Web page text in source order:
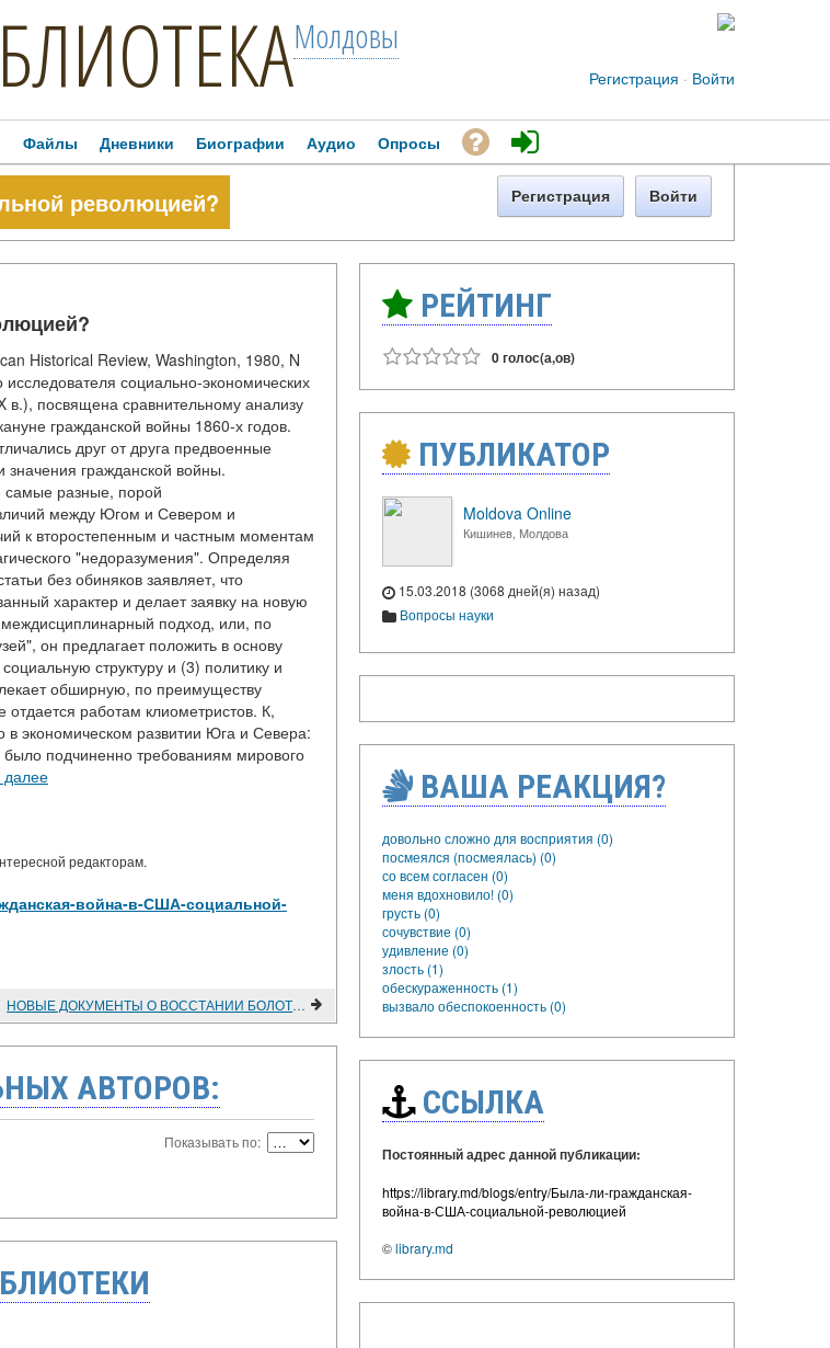
Молдовы
Регистрация · Войти
Файлы Дневники Биографии Аудио Опросы
революцией? Регистрация Войти
Historical Review, Washington, 1980, N
социально-экономических
посвящена сравнительному анализу
гражданской войны 1860-х годов.
друг от друга предвоенные
гражданской войны.
самые разные, порой
между Югом и Севером и
к второстепенным и частным моментам
"недоразумения". Определяя
без обиняков заявляет, что
характер и делает заявку на новую
подход, или, по
он предлагает положить в основу
структуру и (3) политику и
обширную, по преимуществу
работам клиометристов. К,
в экономическом развитии Юга и Севера:
было подчиненно требованиям мирового
далее
редакторам.
война-в-США-социальной-
НОВЫЕ ДОКУМЕНТЫ О ВОССТАНИИ БОЛОТНИКОВА
АВТОРОВ:
Показывать по:
РЕЙТИНГ
0 голос(а,ов)
ПУБЛИКАТОР
Moldova Online
Кишинев, Молдова
15.03.2018 (3068 дней(я) назад)
Вопросы науки
ВАША РЕАКЦИЯ?
довольно сложно для восприятия (0)
посмеялся (посмеялась) (0)
со всем согласен (0)
меня вдохновило! (0)
грусть (0)
сочувствие (0)
удивление (0)
злость (1)
обескураженность (1)
вызвало обеспокоенность (0)
ССЫЛКА
Постоянный адрес данной публикации:
https://library.md/blogs/entry/Была-ли-гражданская-
война-в-США-социальной-революцией
©library.md